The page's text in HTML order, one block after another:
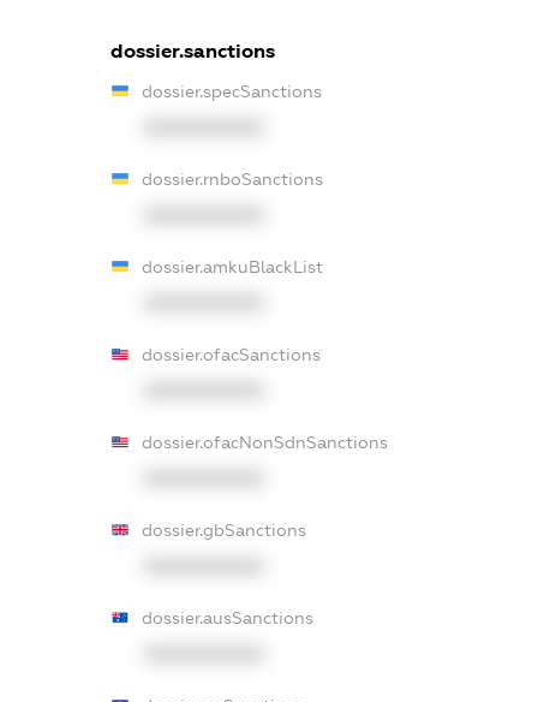
dossier.sanctions
dossier.specSanctions
dossier.rnboSanctions
dossier.amkuBlackList
dossier.ofacSanctions
dossier.ofacNonSdnSanctions
dossier.gbSanctions
dossier.ausSanctions